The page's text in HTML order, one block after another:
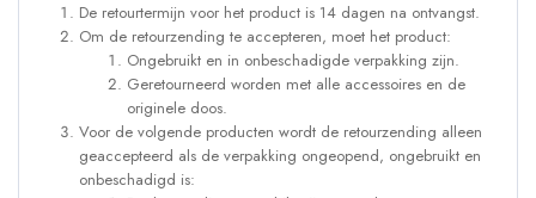
De retourtermijn voor het product is 14 dagen na ontvangst.
Om de retourzending te accepteren, moet het product:
Ongebruikt en in onbeschadigde verpakking zijn.
Geretourneerd worden met alle accessoires en de
originele doos.
Voor de volgende producten wordt de retourzending alleen
geaccepteerd als de verpakking ongeopend, ongebruikt en
onbeschadigd is: